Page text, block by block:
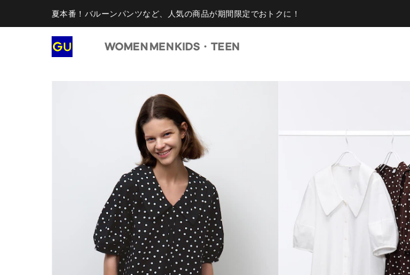
夏本番！バルーンパンツなど、人気の商品が期間限定でおトクに！
WOMEN MENKIDS・TEEN